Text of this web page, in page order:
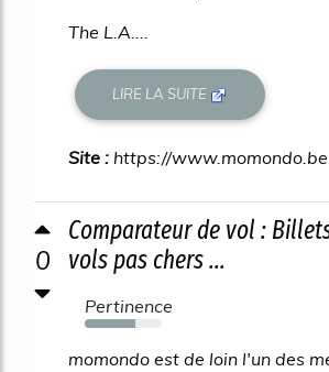
The L.A....
LIRE LA SUITE
Site : https://www.momondo.be
0
Comparateur de vol :
vols pas chers ...
Pertinence
65%
momondo est de loin l'un des